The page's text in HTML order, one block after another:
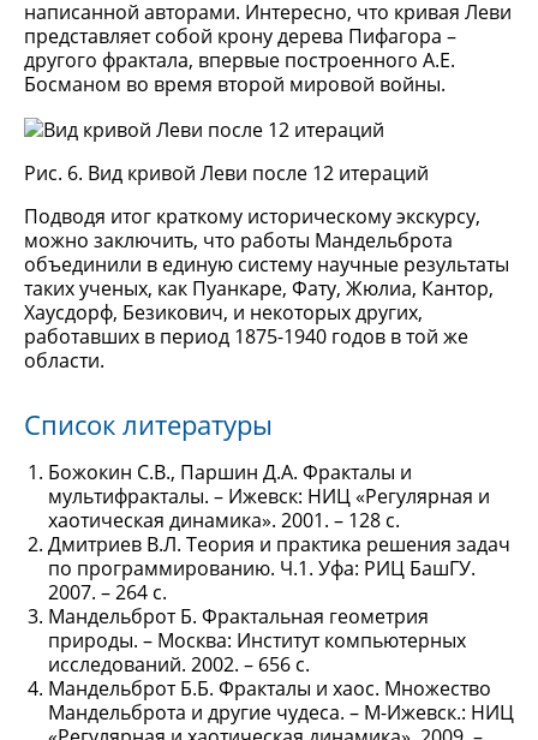
написанной авторами. Интересно, что кривая Леви
представляет собой крону дерева Пифагора –
другого фрактала, впервые построенного А.Е.
Босманом во время второй мировой войны.
Рис. 6. Вид кривой Леви после 12 итераций
Подводя итог краткому историческому экскурсу,
можно заключить, что работы Мандельброта
объединили в единую систему научные результаты
таких ученых, как Пуанкаре, Фату, Жюлиа, Кантор,
Хаусдорф, Безикович, и некоторых других,
работавших в период 1875-1940 годов в той же
области.
Список литературы
Божокин С.В., Паршин Д.А. Фракталы и
мультифракталы. – Ижевск: НИЦ «Регулярная и
хаотическая динамика». 2001. – 128 с.
Дмитриев В.Л. Теория и практика решения задач
по программированию. Ч.1. Уфа: РИЦ БашГУ.
2007. – 264 с.
Мандельброт Б. Фрактальная геометрия
природы. – Москва: Институт компьютерных
исследований. 2002. – 656 с.
Мандельброт Б.Б. Фракталы и хаос. Множество
Мандельброта и другие чудеса. – М-Ижевск.: НИЦ